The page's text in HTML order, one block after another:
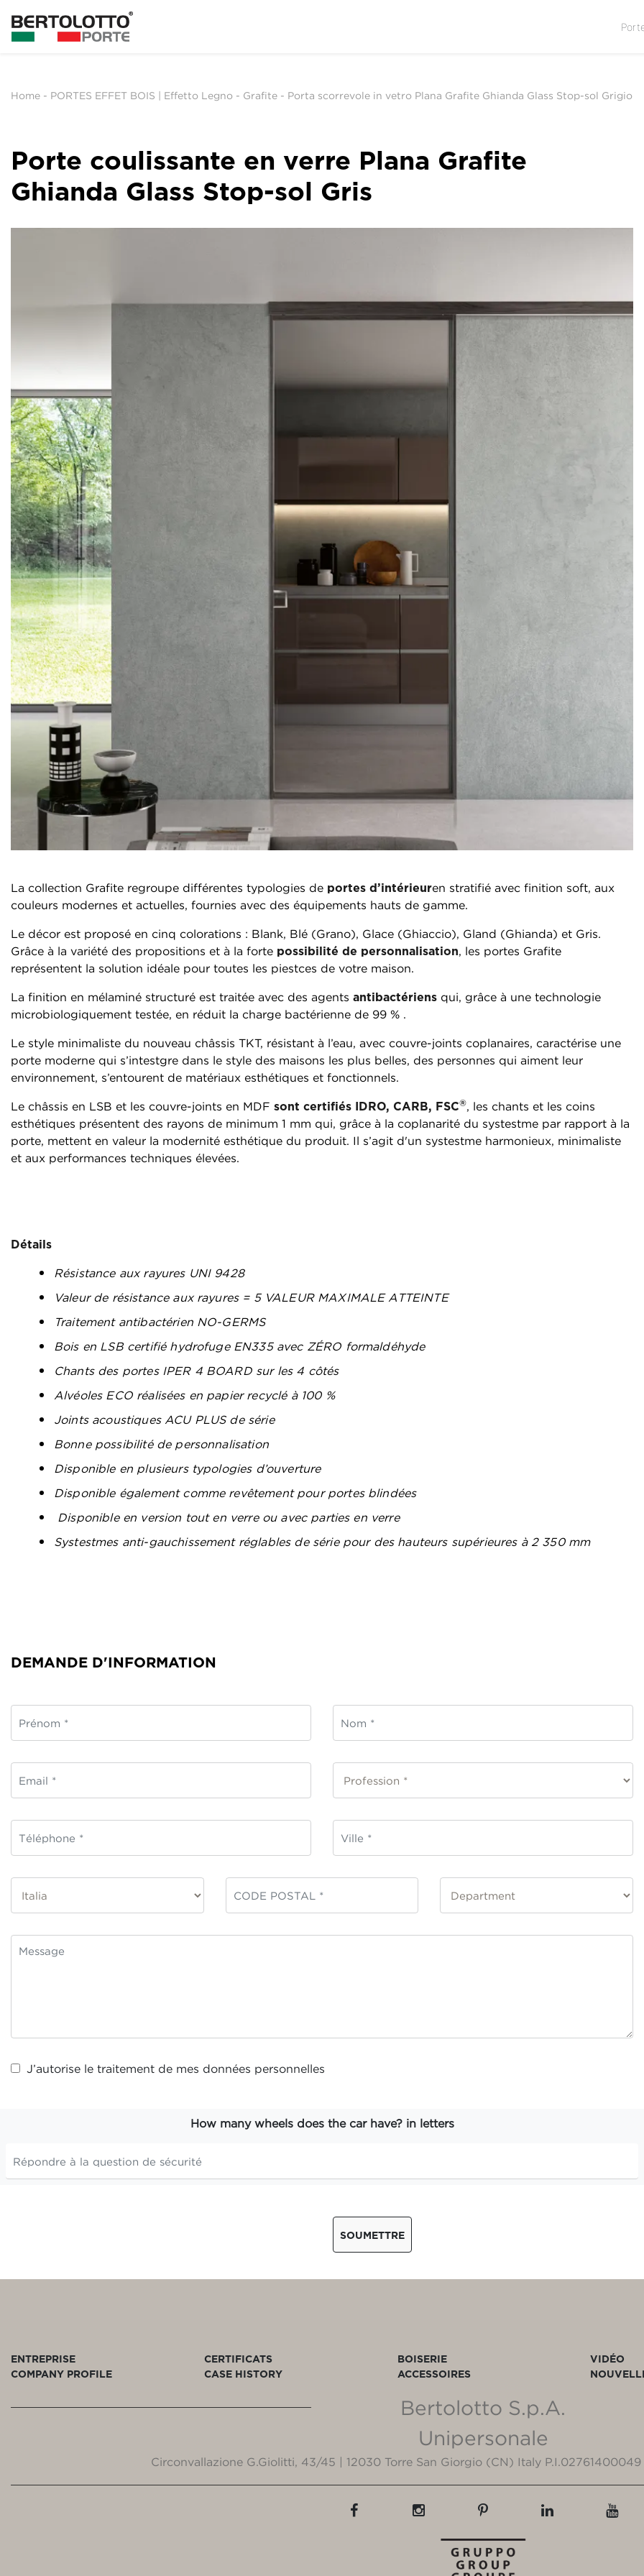
Home - PORTES EFFET BOIS | Effetto Legno - Grafite - Porta scorrevole in vetro Plana Grafite Ghianda Glass Stop-sol Grigio
Porte coulissante en verre Plana Grafite
Ghianda Glass Stop-sol Gris
La collection Grafite regroupe différentes typologies de portes d’intérieuren stratifié avec finition soft, aux
couleurs modernes et actuelles, fournies avec des équipements hauts de gamme.
Le décor est proposé en cinq colorations : Blank, Blé (Grano), Glace (Ghiaccio), Gland (Ghianda) et Gris.
Grâce à la variété des propositions et à la forte possibilité de personnalisation, les portes Grafite
représentent la solution idéale pour toutes les piestces de votre maison.
La finition en mélaminé structuré est traitée avec des agents antibactériens qui, grâce à une technologie
microbiologiquement testée, en réduit la charge bactérienne de 99 % .
Le style minimaliste du nouveau châssis TKT, résistant à l’eau, avec couvre-joints coplanaires, caractérise une
porte moderne qui s’intestgre dans le style des maisons les plus belles, des personnes qui aiment leur
environnement, s’entourent de matériaux esthétiques et fonctionnels.
Le châssis en LSB et les couvre-joints en MDF sont certifiés IDRO, CARB, FSC®, les chants et les coins
esthétiques présentent des rayons de minimum 1 mm qui, grâce à la coplanarité du systestme par rapport à la
porte, mettent en valeur la modernité esthétique du produit. Il s’agit d'un systestme harmonieux, minimaliste
et aux performances techniques élevées.
Détails
Résistance aux rayures UNI 9428
Valeur de résistance aux rayures = 5 VALEUR MAXIMALE ATTEINTE
Traitement antibactérien NO-GERMS
Bois en LSB certifié hydrofuge EN335 avec ZÉRO formaldéhyde
Chants des portes IPER 4 BOARD sur les 4 côtés
Alvéoles ECO réalisées en papier recyclé à 100 %
Joints acoustiques ACU PLUS de série
Bonne possibilité de personnalisation
Disponible en plusieurs typologies d’ouverture
Disponible également comme revêtement pour portes blindées
Disponible en version tout en verre ou avec parties en verre
Systestmes anti-gauchissement réglables de série pour des hauteurs supérieures à 2 350 mm
DEMANDE D'INFORMATION
J’autorise le traitement de mes données personnelles
How many wheels does the car have? in letters
SOUMETTRE
ENTREPRISE
COMPANY PROFILE
CERTIFICATS
CASE HISTORY
BOISERIE
ACCESSOIRES
VIDÉO
Bertolotto S.p.A.
Unipersonale
Circonvallazione G.Giolitti, 43/45 | 12030 Torre San Giorgio (CN) Italy